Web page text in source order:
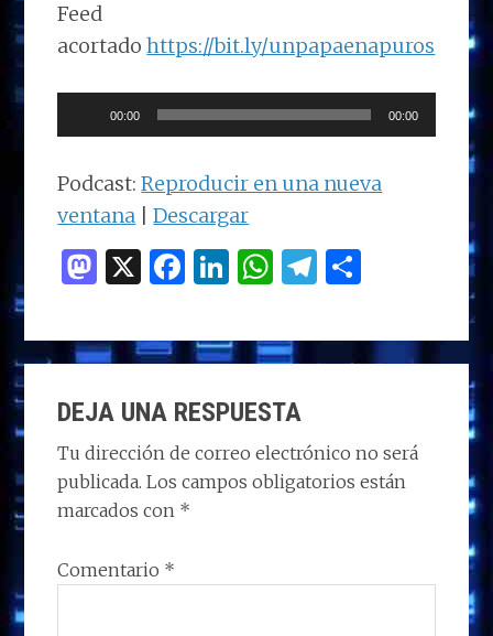
Feed
acortadohttps://bit.ly/unpapaenapuros
Reproductor
de
audio
00:00 00:00
Podcast:Reproducir en una nueva
ventana |Descargar
M
to
d
o
n
X F
ce
b
o
o
k
Li
k
e
dI
n
W
at
s
A
p
p
T
e
g
m
m
p
ti
r
INTERACCIONES
CON
LOS
LECTORES
DEJA UNA RESPUESTA
Tu dirección de correo electrónico no será
publicada. Los campos obligatorios están
marcados con *
Comentario *